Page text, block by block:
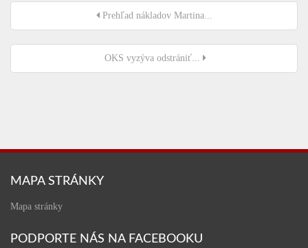
Prehľad nákladov Martina...
OKS vyzýva odstrániť...
MAPA STRÁNKY
Mapa stránky
PODPORTE NÁS NA FACEBOOKU